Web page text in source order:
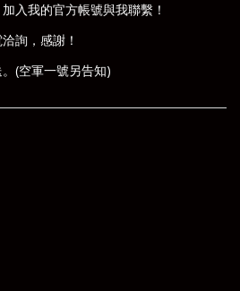
入我的官方帳號與我聯繫！
詢，感謝！
(空軍一號另告知)